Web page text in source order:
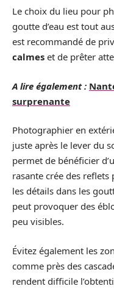
Le choix du lieu pour
goutte d’eau est tout
est recommandé de
calmes et de prêter
A lire également :
surprenante
Photographier en
juste après le lever du
permet de bénéficier
rasante crée des
les détails dans les
peut provoquer des
peu visibles.
Évitez également les
comme près des
rendent difficile